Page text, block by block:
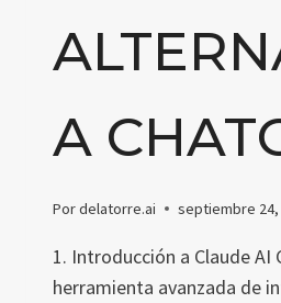
A
Pordelatorre.ai septiembre 24,
1. Introducción a Claude AI
herramienta avanzada de